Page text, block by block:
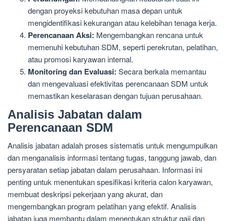
dengan proyeksi kebutuhan masa depan untuk
mengidentifikasi kekurangan atau kelebihan tenaga kerja.
Perencanaan Aksi: Mengembangkan rencana untuk
memenuhi kebutuhan SDM, seperti perekrutan, pelatihan,
atau promosi karyawan internal.
Monitoring dan Evaluasi: Secara berkala memantau
dan mengevaluasi efektivitas perencanaan SDM untuk
memastikan keselarasan dengan tujuan perusahaan.
Analisis Jabatan dalam
Perencanaan SDM
Analisis jabatan adalah proses sistematis untuk mengumpulkan
dan menganalisis informasi tentang tugas, tanggung jawab, dan
persyaratan setiap jabatan dalam perusahaan. Informasi ini
penting untuk menentukan spesifikasi kriteria calon karyawan,
membuat deskripsi pekerjaan yang akurat, dan
mengembangkan program pelatihan yang efektif. Analisis
jabatan juga membantu dalam menentukan struktur gaji dan